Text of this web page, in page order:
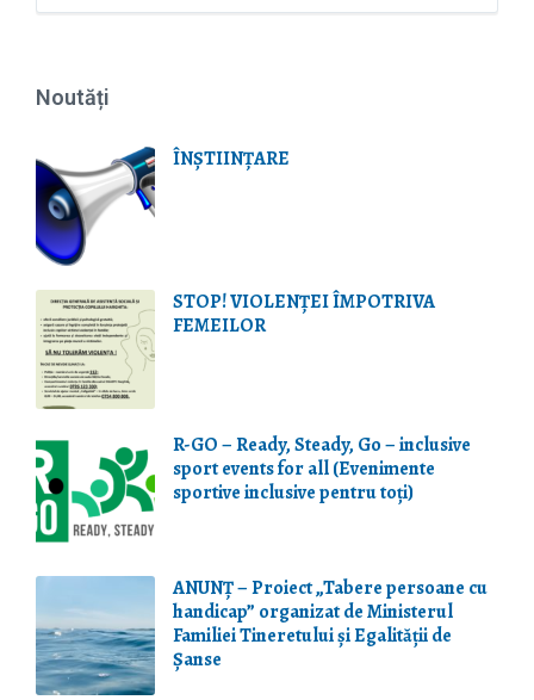
Noutăți
ÎNȘTIINȚARE
STOP! VIOLENŢEI ÎMPOTRIVA
FEMEILOR
R-GO – Ready, Steady, Go – inclusive
sport events for all (Evenimente
sportive inclusive pentru toți)
ANUNȚ – Proiect „Tabere persoane cu
handicap” organizat de Ministerul
Familiei Tineretului și Egalității de
Șanse